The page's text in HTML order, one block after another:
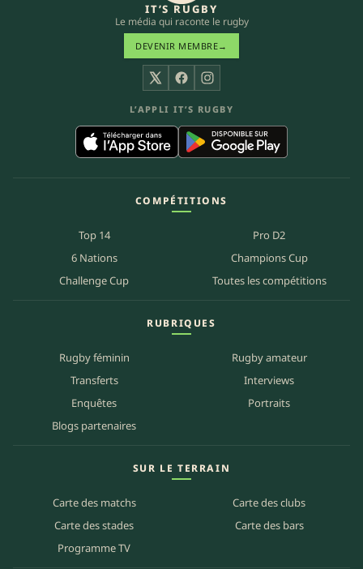
IT’S RUGBY
Le média qui raconte le rugby
DEVENIR MEMBRE→
X FacebookInstagram
L’APPLI IT’S RUGBY
COMPÉTITIONS
Top 14
Pro D2
6 Nations
Champions Cup
Challenge Cup
Toutes les compétitions
RUBRIQUES
Rugby féminin
Rugby amateur
Transferts
Interviews
Enquêtes
Portraits
Blogs partenaires
SUR LE TERRAIN
Carte des matchs
Carte des clubs
Carte des stades
Carte des bars
Programme TV